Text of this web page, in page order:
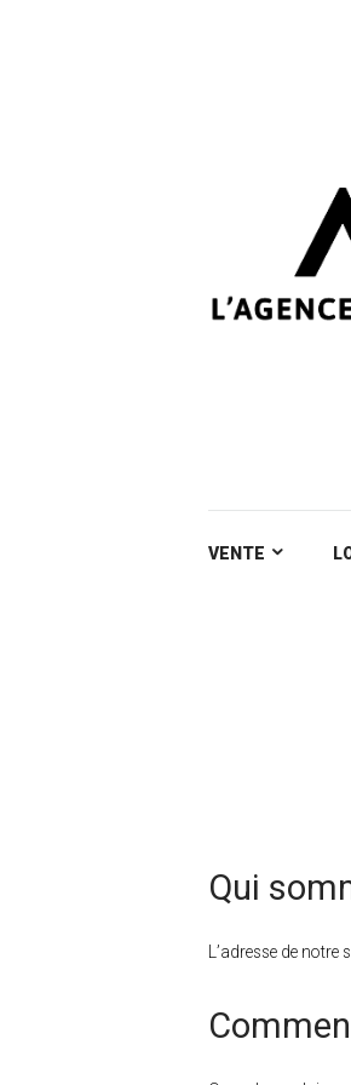
VENTE
Qui
L’adresse de